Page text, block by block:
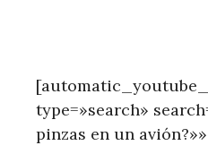
type=»search»
pinzas en un